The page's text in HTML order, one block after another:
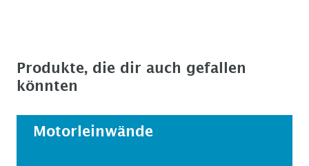
Produkte, die dir auch gefallen
könnten
Motorleinwände